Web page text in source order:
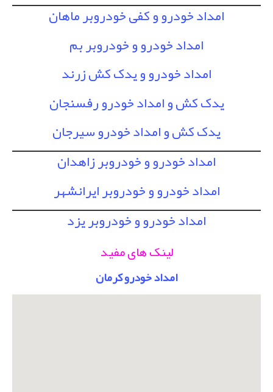
امداد خودرو و کفی خودروبر ماهان
امداد خودرو و خودروبر بم
امداد خودرو و یدک کش زرند
یدک کش و امداد خودرو رفسنجان
یدک کش و امداد خودرو سیرجان
امداد خودرو و خودروبر زاهدان
امداد خودرو و خودروبر ایرانشهر
امداد خودرو و خودروبر یزد
لینک های مفید
امداد خودرو کرمان